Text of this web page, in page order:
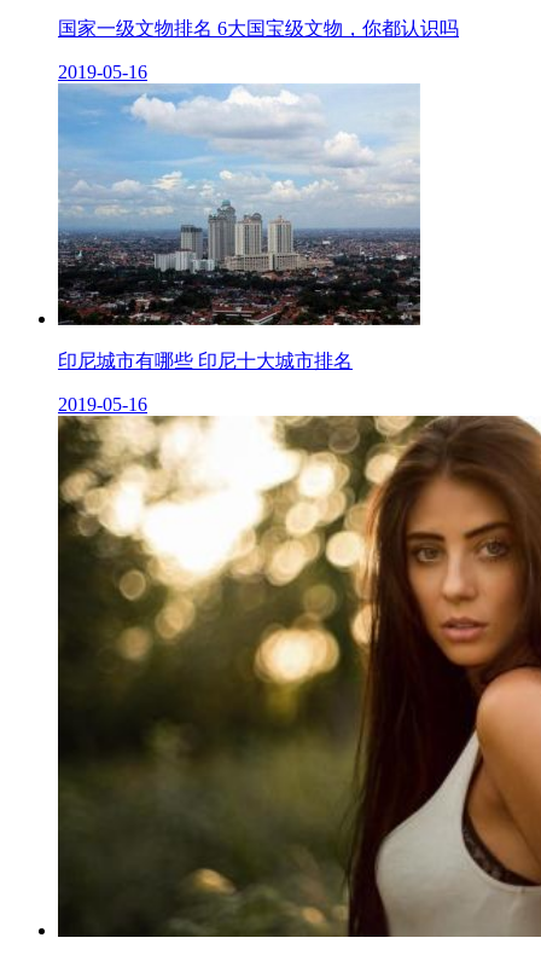
国家一级文物排名 6大国宝级文物，你都认识吗
2019-05-16
印尼城市有哪些 印尼十大城市排名
2019-05-16